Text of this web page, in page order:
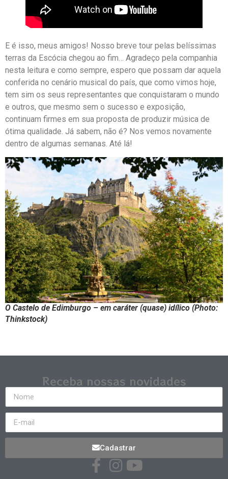
E é isso, meus amigos! Nosso breve tour pelas belíssimas
terras da Escócia chegou ao fim… Agradeço pela companhia
nesta leitura e como sempre, espero que possam dar aquela
conferida no cenário musical do país, que como vimos hoje,
tem sim os seus representantes que conquistaram o mundo
e outros, que mesmo sem o sucesso e exposição,
continuam firmes em sua proposta de produzir música de
ótima qualidade. Já sabem, não é? Nos vemos novamente
dentro de algumas semanas. Até lá!
O Castelo de Edimburgo – em caráter (quase) idílico (Photo:
Thinkstock)
Receba nossas novidades
Cadastrar